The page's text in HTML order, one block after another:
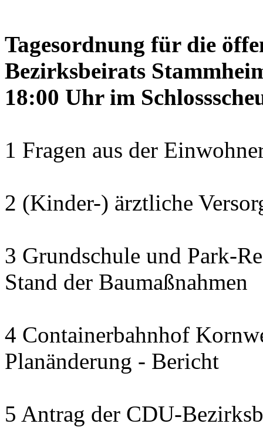
Tagesordnung für die
Bezirksbeirats
18:00 Uhr im
1 Fragen aus der
2 (Kinder-) ärztliche
3 Grundschule und Park-
Stand der Baumaßnahmen
4 Containerbahnhof
Planänderung - Bericht
5 Antrag der CDU-